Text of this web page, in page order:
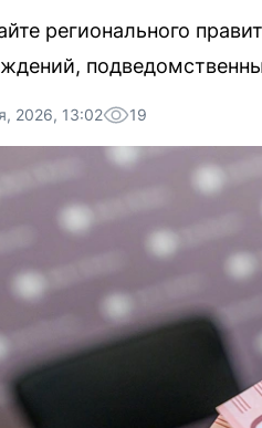
регионального
2026, 13:02 19